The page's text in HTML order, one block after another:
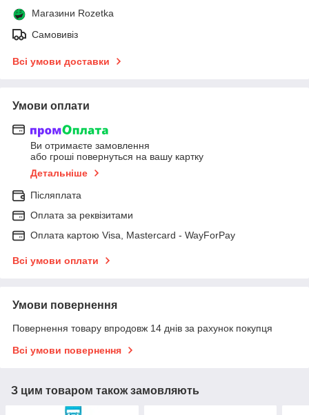
Магазини Rozetka
Самовивіз
Всі умови доставки
Умови оплати
Ви отримаєте замовлення
або гроші повернуться на вашу картку
Детальніше
Післяплата
Оплата за реквізитами
Оплата картою Visa, Mastercard - WayForPay
Всі умови оплати
Умови повернення
Повернення товару впродовж 14 днів за рахунок покупця
Всі умови повернення
З цим товаром також замовляють